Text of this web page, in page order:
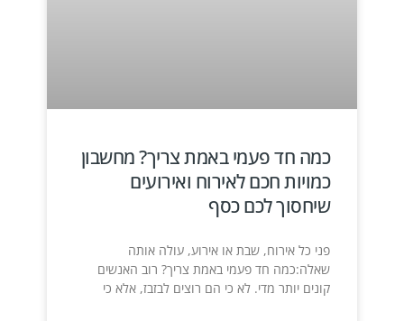
כמה חד פעמי באמת צריך? מחשבון
כמויות חכם לאירוח ואירועים
שיחסוך לכם כסף
פני כל אירוח, שבת או אירוע, עולה אותה
שאלה:כמה חד פעמי באמת צריך? רוב האנשים
קונים יותר מדי. לא כי הם רוצים לבזבז, אלא כי